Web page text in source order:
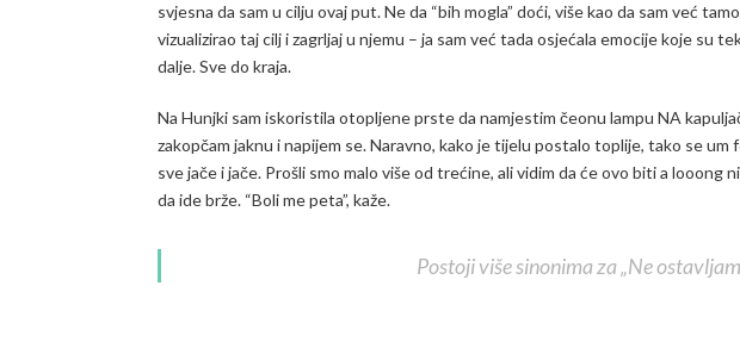
svjesna da sam u cilju ovaj put. Ne da “bih mogla” doći, više kao da sam već
vizualizirao taj cilj i zagrljaj u njemu – ja sam već tada osjećala emocije koje su
dalje. Sve do kraja.
Na Hunjki sam iskoristila otopljene prste da namjestim čeonu lampu NA
zakopčam jaknu i napijem se. Naravno, kako je tijelu postalo toplije, tako se
sve jače i jače. Prošli smo malo više od trećine, ali vidim da će ovo biti a
da ide brže. “Boli me peta”, kaže.
Postoji više sinonima za „Ne